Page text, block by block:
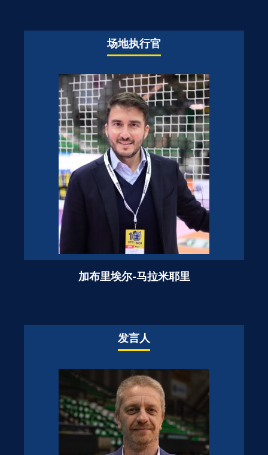
场地执行官
加布里埃尔-马拉米耶里
发言人